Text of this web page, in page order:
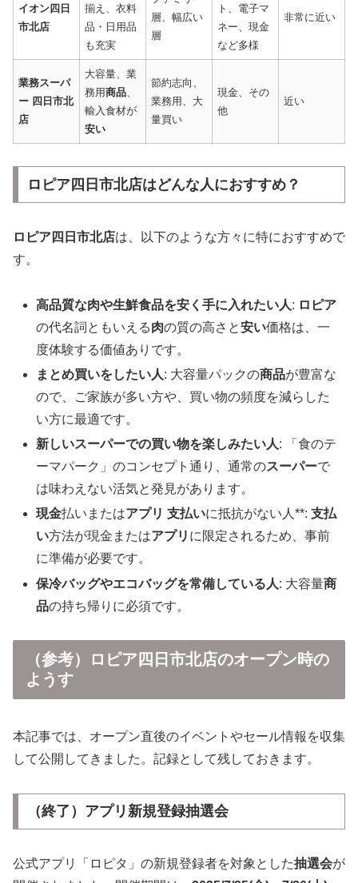
イオン四日
市北店
揃え、衣料
品・日用品
も充実
層、幅広い
層
ト、電子マ
ネー、現金
など多様
非常に近い
業務スーパ
ー 四日市北
店
大容量、業
務用商品
輸入食材が
安い
節約志向、
業務用、大
量買い
現金、その
他
近い
ロピア四日市北店はどんな人におすすめ？
ロピア四日市北店は、以下のような方々に特におすすめで
す。
高品質な肉や生鮮食品を安く手に入れたい人: ロピア
の代名詞ともいえる肉の質の高さと安い価格は、一
度体験する価値ありです。
まとめ買いをしたい人: 大容量パックの商品が豊富な
ので、ご家族が多い方や、買い物の頻度を減らした
い方に最適です。
新しいスーパーでの買い物を楽しみたい人: 「食のテ
ーマパーク」のコンセプト通り、通常のスーパーで
は味わえない活気と発見があります。
現金払いまたはアプリ 支払いに抵抗がない人**:支払
い方法が現金またはアプリ に限定されるため、事前
に準備が必要です。
保冷バッグやエコバッグを常備している人: 大容量商
品の持ち帰りに必須です。
（参考）ロピア四日市北店のオープン時の
ようす
本記事では、オープン直後のイベントやセール情報を収集
して公開してきました。記録として残しておきます。
（終了）アプリ新規登録抽選会
公式アプリ「ロピタ」の新規登録者を対象とした抽選会が